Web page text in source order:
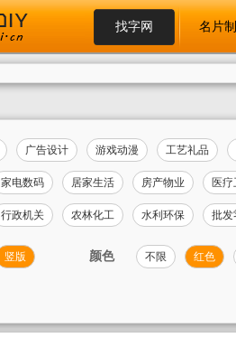
找字网 名片
广告设计 游戏动漫 工艺礼品
家电数码 居家生活 房产物业 医
行政机关 农林化工 水利环保 批发
竖版 颜色 不限 红色